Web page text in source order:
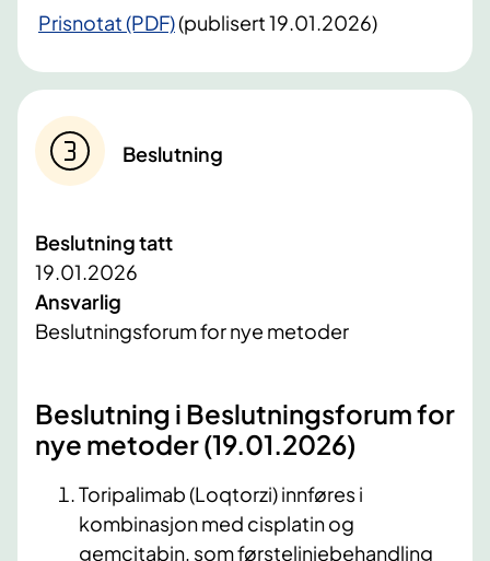
Prisnotat (PDF)(publisert 19.01.2026)
Beslutning
Beslutning tatt
19.01.2026
Ansvarlig
Beslutningsforum for nye metoder
Beslutning i Beslutningsforum for
nye metoder (19.01.2026)
Toripalimab (Loqtorzi) innføres i
kombinasjon med cisplatin og
gemcitabin, som førstelinjebehandling